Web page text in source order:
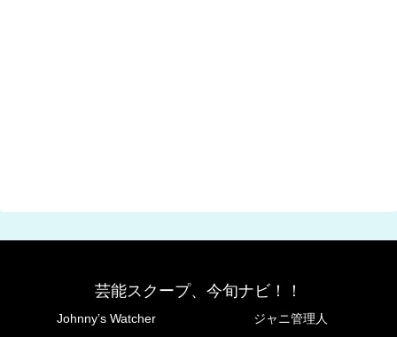
芸能スクープ、今旬ナビ！！
Johnny’s Watcher ジャニ管理人